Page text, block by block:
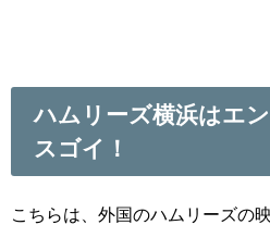
ハムリーズ横浜はエ
スゴイ！
こちらは、外国のハムリーズの